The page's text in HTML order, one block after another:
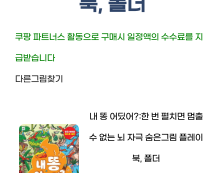
북, 폴더
쿠팡 파트너스 활동으로 구매시 일정액의 수수료를 지
급받습니다
다른그림찾기
내 똥 어딨어?:한 번 펼치면 멈출
수 없는 뇌 자극 숨은그림 플레이
북, 폴더